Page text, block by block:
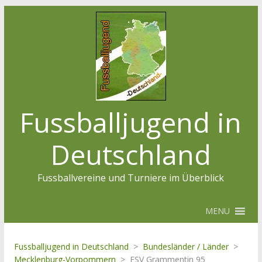
Fussballjugend in
Deutschland
Fussballvereine und Turniere im Überblick
MENU
Fussballjugend in Deutschland > Bundesländer / Länder >
Mecklenburg-Vorpommern > FSV Grammentin 95